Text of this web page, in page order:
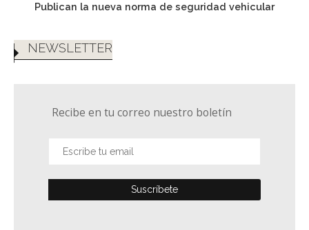
Publican la nueva norma de seguridad vehicular
NEWSLETTER
Recibe en tu correo nuestro boletín